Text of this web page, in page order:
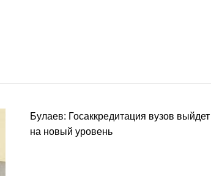
Булаев: Госаккредитация вузов выйдет
на новый уровень